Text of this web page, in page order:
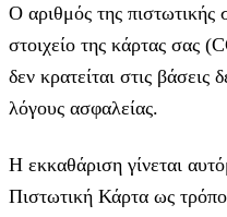
Ο αριθμός της πιστωτικής
στοιχείο της κάρτας σας
δεν κρατείται στις
λόγους ασφαλείας.
Η εκκαθάριση γίνεται
Πιστωτική Κάρτα ως